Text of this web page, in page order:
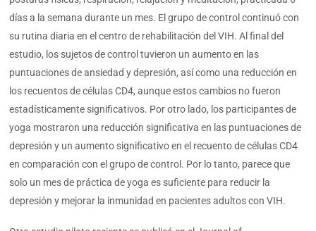
días a la semana durante un mes. El grupo de control continuó con
su rutina diaria en el centro de rehabilitación del VIH. Al final del
estudio, los sujetos de control tuvieron un aumento en las
puntuaciones de ansiedad y depresión, así como una reducción en
los recuentos de células CD4, aunque estos cambios no fueron
estadísticamente significativos. Por otro lado, los participantes de
yoga mostraron una reducción significativa en las puntuaciones de
depresión y un aumento significativo en el recuento de células CD4
en comparación con el grupo de control. Por lo tanto, parece que
solo un mes de práctica de yoga es suficiente para reducir la
depresión y mejorar la inmunidad en pacientes adultos con VIH.